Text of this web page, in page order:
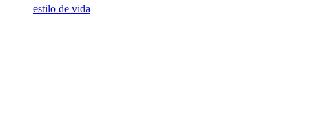
estilo de vida